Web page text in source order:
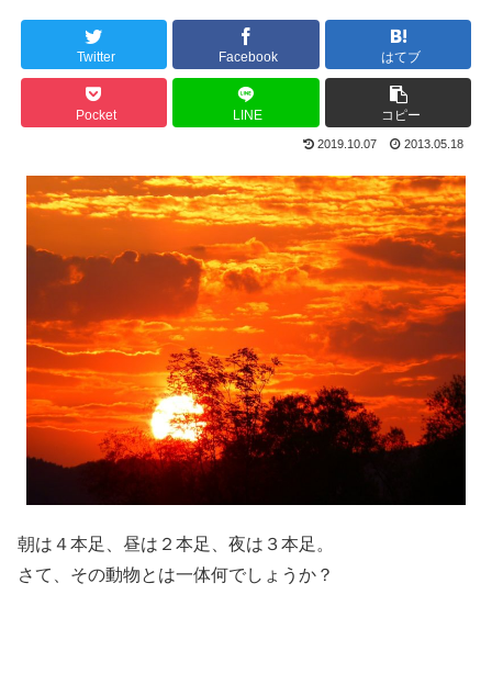
Twitter Facebook はてブ
Pocket LINE コピー
2019.10.07 2013.05.18
朝は４本足、昼は２本足、夜は３本足。
さて、その動物とは一体何でしょうか？